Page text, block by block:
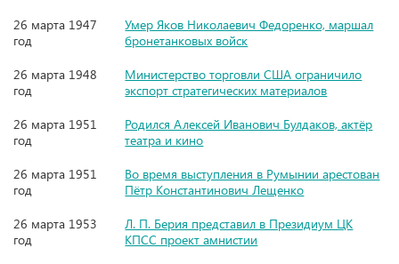
26 марта 1947
год
Умер Яков Николаевич Федоренко, маршал
бронетанковых войск
26 марта 1948
год
Министерство торговли США ограничило
экспорт стратегических материалов
26 марта 1951
год
Родился Алексей Иванович Булдаков, актёр
театра и кино
26 марта 1951
год
Во время выступления в Румынии арестован
Пётр Константинович Лещенко
26 марта 1953
год
Л. П. Берия представил в Президиум ЦК
КПСС проект амнистии